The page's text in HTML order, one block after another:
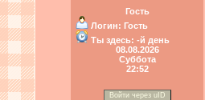
Гость
Логин: Гость
Ты здесь: -й день
08.08.2026
Суббота
22:52
Войти через uID